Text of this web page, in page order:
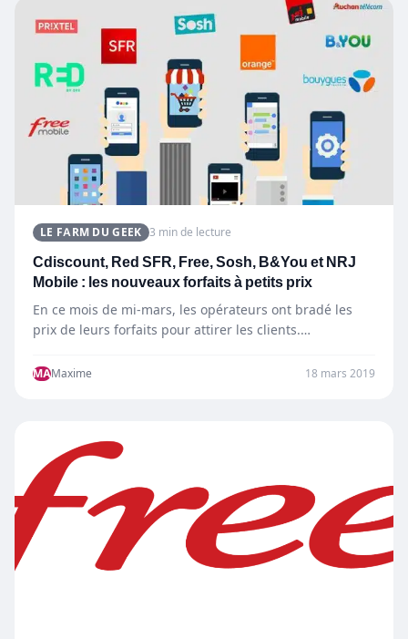
LE FARM DU GEEK 3 min de lecture
Cdiscount, Red SFR, Free, Sosh, B&You et NRJ
Mobile : les nouveaux forfaits à petits prix
En ce mois de mi-mars, les opérateurs ont bradé les
prix de leurs forfaits pour attirer les clients.…
MAMaxime 18 mars 2019